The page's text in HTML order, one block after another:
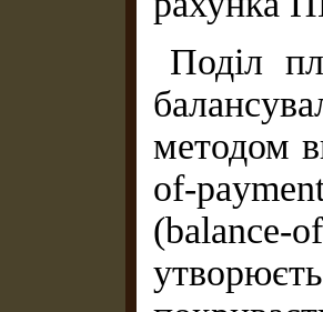
Поділ
методом
of-
(balance-